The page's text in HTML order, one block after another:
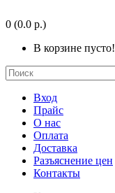
0 (0.0 р.)
В корзине пусто!
Вход
Прайс
О нас
Оплата
Доставка
Разъяснение цен
Контакты